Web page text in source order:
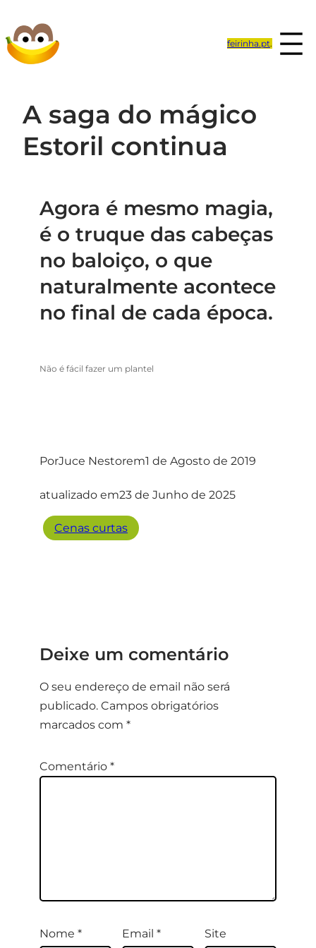
para
o
feirinha.pt.
A saga do mágico
Estoril continua
Agora é mesmo magia,
é o truque das cabeças
no baloiço, o que
naturalmente acontece
no final de cada época.
Não é fácil fazer um plantel
PorJuce Nestorem1 de Agosto de 2019
atualizado em23 de Junho de 2025
Cenas curtas
Deixe um comentário
O seu endereço de email não será
publicado. Campos obrigatórios
marcados com *
Comentário *
Nome * Email * Site